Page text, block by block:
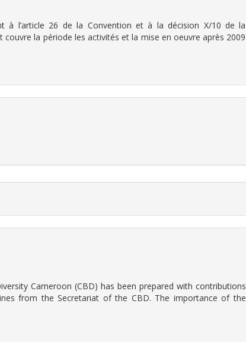
à l’article 26 de la Convention et à la décision X/10 de la
la période les activités et la mise en oeuvre après 2009
Cameroon (CBD) has been prepared with contributions
from the Secretariat of the CBD. The importance of the